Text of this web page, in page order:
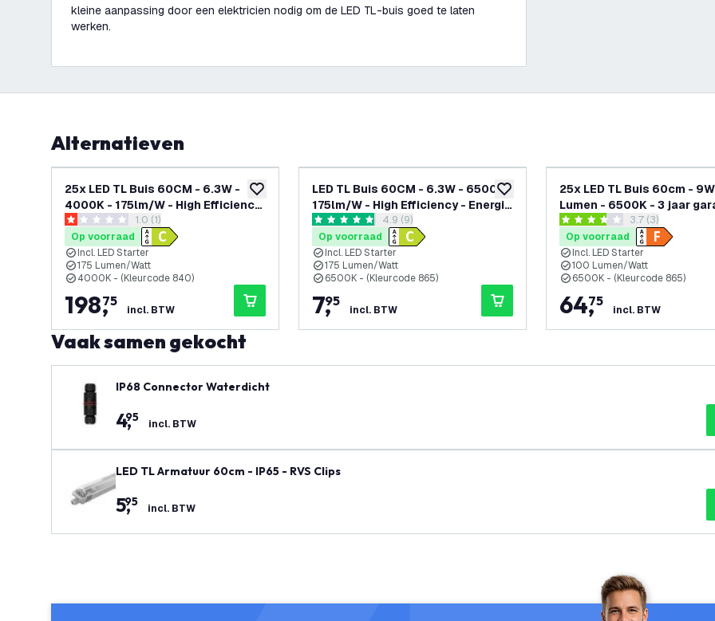
kleine aanpassing door een elektricien nodig om de LED TL-buis goed te laten
werken.
Alternatieven
toevoegen aan verlanglijst
25x LED TL Buis 60CM - 6.3W -
4000K - 175lm/W - High Efficiency
- Energie Label Creviews drawer openen
1 score sterren 1.0 (1)
Op voorraad
Incl. LED Starter
175 Lumen/Watt
4000K - (Kleurcode 840)
198,
75
incl. BTW
toevoegen aan verlanglijst
LED TL Buis 60CM - 6.3W - 6500K -
175lm/W - High Efficiency - Energie
Label C
reviews drawer openen
4.9 score sterren4.9 (9)
Op voorraad
Incl. LED Starter
175 Lumen/Watt
6500K - (Kleurcode 865)
7,
95
incl. BTW
25x LED TL Buis 60cm -
Lumen - 6500K - 3 jaar
reviews drawer
3.7 score sterren3.7 (3)
Op voorraad
Incl. LED Starter
100 Lumen/Watt
6500K - (Kleurcode 865)
64,
75
incl. BTW
Vaak samen gekocht
IP68 Connector Waterdicht
4,
95 incl. BTW
LED TL Armatuur 60cm - IP65 - RVS Clips
5,
95 incl. BTW